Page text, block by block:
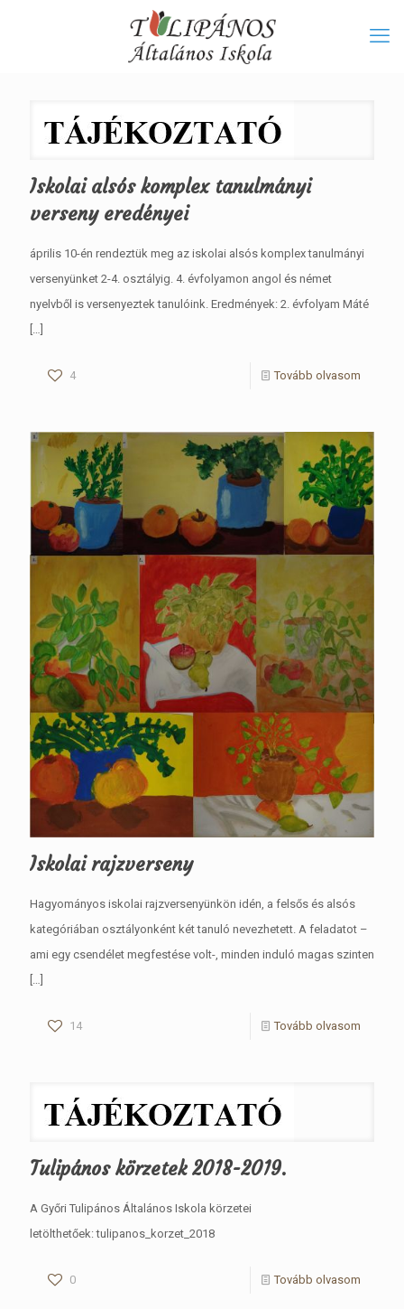
Iskolai alsós komplex tanulmányi
verseny eredényei
április 10-én rendeztük meg az iskolai alsós komplex tanulmányi
versenyünket 2-4. osztályig. 4. évfolyamon angol és német
nyelvből is versenyeztek tanulóink. Eredmények: 2. évfolyam Máté
[…]
4 Tovább olvasom
Iskolai rajzverseny
Hagyományos iskolai rajzversenyünkön idén, a felsős és alsós
kategóriában osztályonként két tanuló nevezhetett. A feladatot –
ami egy csendélet megfestése volt-, minden induló magas szinten
[…]
14 Tovább olvasom
Tulipános körzetek 2018-2019.
A Győri Tulipános Általános Iskola körzetei
letölthetőek: tulipanos_korzet_2018
0 Tovább olvasom